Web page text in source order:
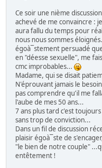
Ce soir une nième
achevé de me convaincre :
aura fallu du temps pour
nous nous sommes
égoà¯stement persuadé
en "déesse sexuelle", me
cmc improbables...
Madame, qui se disait
N'éprouvant jamais le
pas comprendre qu'il me
l'aube de mes 50 ans...
7 ans plus tard c'est
sans trop de conviction...
Dans un fil de discussion
plaisir égoà¯ste de
"le bien de notre couple"
entêtement !